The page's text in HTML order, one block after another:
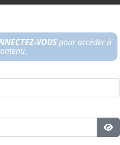
VOUSpour accéder à